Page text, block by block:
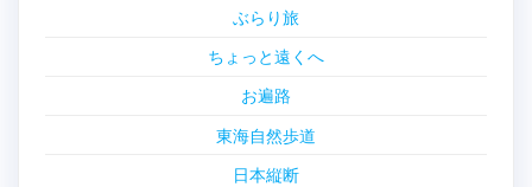
ぶらり旅
ちょっと遠くへ
お遍路
東海自然歩道
日本縦断